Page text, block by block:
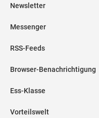
Newsletter
Messenger
RSS-Feeds
Browser-Benachrichtigung
Ess-Klasse
Vorteilswelt